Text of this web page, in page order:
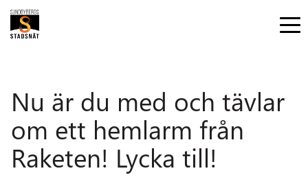
Nu är du med och tävlar
om ett hemlarm från
Raketen! Lycka till!